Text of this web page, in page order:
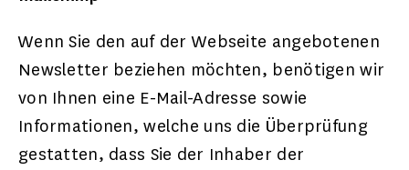
Wenn Sie den auf der Webseite angebotenen
Newsletter beziehen möchten, benötigen wir
von Ihnen eine E-Mail-Adresse sowie
Informationen, welche uns die Überprüfung
gestatten, dass Sie der Inhaber der